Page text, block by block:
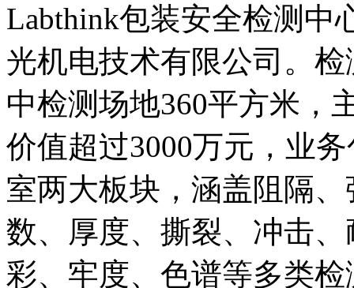
Labthink包装安全检测中
光机电技术有限公司。
中检测场地360平方米，
价值超过3000万元，业
室两大板块，涵盖阻隔
数、厚度、撕裂、冲击
彩、牢度、色谱等多类